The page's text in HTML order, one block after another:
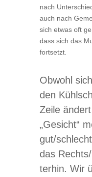
nach
auch nach
sich etwas oft
dass sich das
fortsetzt.
Obwohl
den
Zeile
„Gesicht“
gut/​
das
ter­hin. Wir